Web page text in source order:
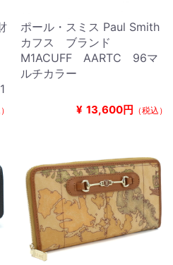
ポール・スミス Paul Smith
カフス ブランド
M1ACUFF AARTC 96マ
ルチカラー
¥ 13,600円 （税込）